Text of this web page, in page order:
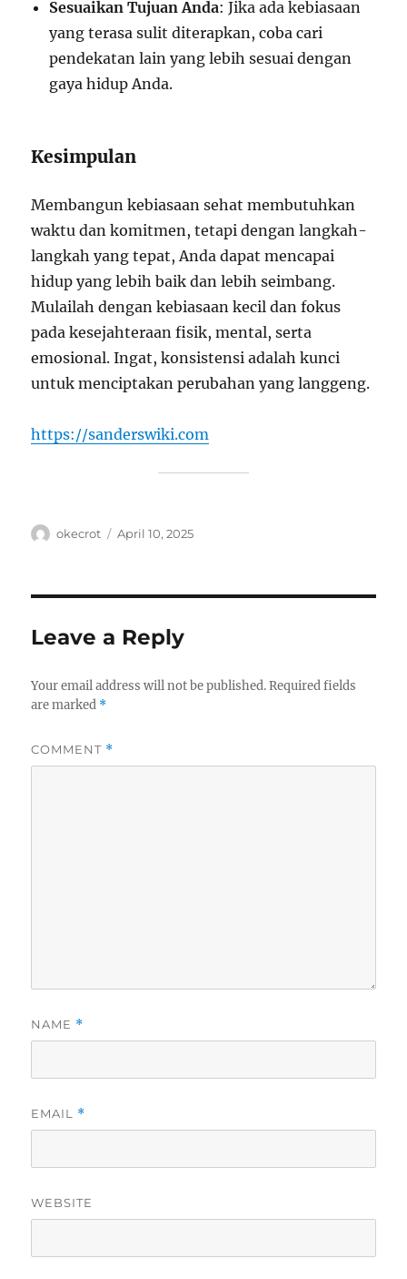
Sesuaikan Tujuan Anda: Jika ada kebiasaan
yang terasa sulit diterapkan, coba cari
pendekatan lain yang lebih sesuai dengan
gaya hidup Anda.
Kesimpulan
Membangun kebiasaan sehat membutuhkan
waktu dan komitmen, tetapi dengan langkah-
langkah yang tepat, Anda dapat mencapai
hidup yang lebih baik dan lebih seimbang.
Mulailah dengan kebiasaan kecil dan fokus
pada kesejahteraan fisik, mental, serta
emosional. Ingat, konsistensi adalah kunci
untuk menciptakan perubahan yang langgeng.
https://sanderswiki.com
Author
okecrot
Posted
April 10, 2025
Leave a Reply
Your email address will not be published. Required fields
are marked *
COMMENT *
NAME *
EMAIL *
WEBSITE